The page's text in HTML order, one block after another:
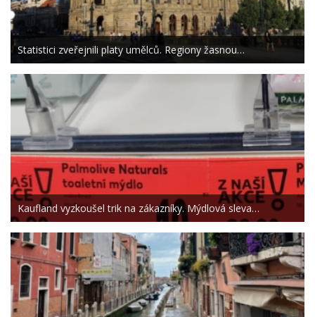
Statistici zveřejnili platy umělců. Regiony žasnou…
Kaufland vyzkoušel trik na zákazníky. Mýdlová sleva…